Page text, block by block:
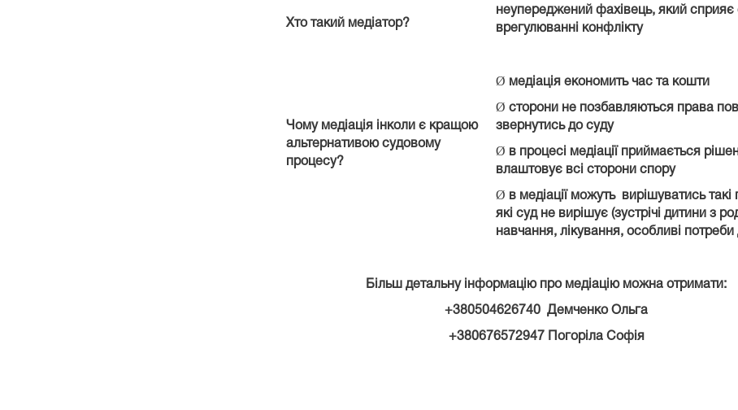
Хто такий медіатор?
неупереджений фахівець, який сприяє
врегулюванні конфлікту
Чому медіація інколи є кращою
альтернативою судовому
процесу?
Ø медіація економить час та кошти
Ø сторони не позбавляються права
звернутись до суду
Ø в процесі медіації приймається
влаштовує всі сторони спору
Ø в медіації можуть вирішуватись такі
які суд не вирішує (зустрічі дитини з
навчання, лікування, особливі потреби
Більш детальну інформацію про медіацію можна отримати:
+380504626740 Демченко Ольга
+380676572947 Погоріла Софія